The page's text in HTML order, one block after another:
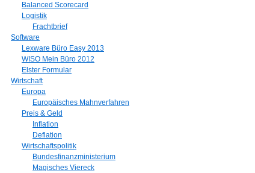
Balanced Scorecard
Logistik
Frachtbrief
Software
Lexware Büro Easy 2013
WISO Mein Büro 2012
Elster Formular
Wirtschaft
Europa
Europäisches Mahnverfahren
Preis & Geld
Inflation
Deflation
Wirtschaftspolitik
Bundesfinanzministerium
Magisches Viereck